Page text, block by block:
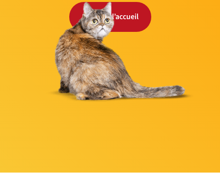
Retour à l’accueil